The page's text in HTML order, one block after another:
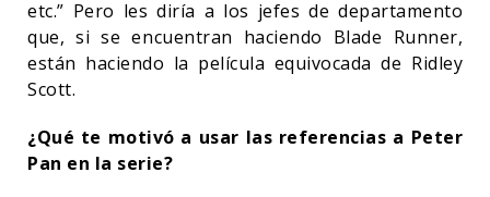
etc.” Pero les diría a los jefes de departamento
que, si se encuentran haciendo Blade Runner,
están haciendo la película equivocada de Ridley
Scott.
¿Qué te motivó a usar las referencias a Peter
Pan en la serie?